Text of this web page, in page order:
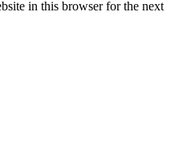
in this browser for the next